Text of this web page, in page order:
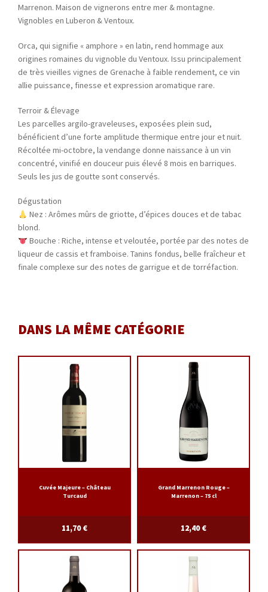
Marrenon. Maison de vignerons entre mer & montagne.
Vignobles en Luberon & Ventoux.
Orca, qui signifie « amphore » en latin, rend hommage aux
origines romaines du vignoble du Ventoux. Issu principalement
de très vieilles vignes de Grenache à faible rendement, ce vin
allie puissance, finesse et expression aromatique rare.
Terroir & Élevage
Les parcelles argilo-graveleuses, exposées plein sud,
bénéficient d’une forte amplitude thermique entre jour et nuit.
Récoltée mi-octobre, la vendange donne naissance à un vin
concentré, vinifié en douceur puis élevé 8 mois en barriques.
Seuls les jus de goutte sont conservés.
Dégustation
Nez : Arômes mûrs de griotte, d’épices douces et de tabac
blond.
Bouche : Riche, intense et veloutée, portée par des notes de
liqueur de cassis et framboise. Tanins fondus, belle fraîcheur et
finale complexe sur des notes de garrigue et de torréfaction.
DANS LA MÊME CATÉGORIE
Cuvée Majeure – Château
Turcaud
11,70€
Grand Marrenon Rouge –
Marrenon – 75 cl
12,40€